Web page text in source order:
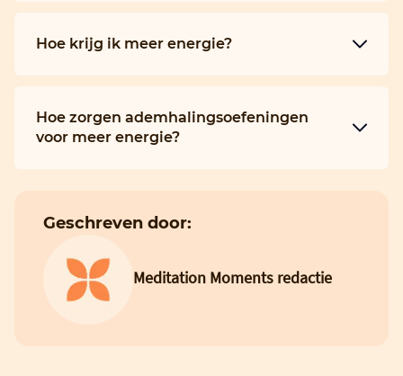
Hoe krijg ik meer energie?
Hoe zorgen ademhalingsoefeningen
voor meer energie?
Geschreven door:
Meditation Moments redactie